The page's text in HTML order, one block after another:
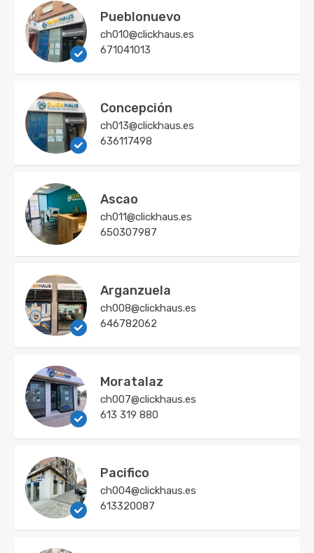
Pueblonuevo
ch010@clickhaus.es
671041013
Concepción
ch013@clickhaus.es
636117498
Ascao
ch011@clickhaus.es
650307987
Arganzuela
ch008@clickhaus.es
646782062
Moratalaz
ch007@clickhaus.es
613 319 880
Pacifico
ch004@clickhaus.es
613320087